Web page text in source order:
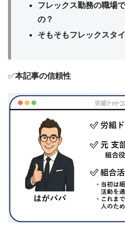
フレックス勤務の職場
の？
そもそもフレックスタ
✅本記事の信頼性